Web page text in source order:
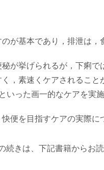
が基本であり，排泄は，
が挙げられるが，下痢で
，素速くケアされるこ
いった画一的なケアを実
便を目指すケアの実際に
続きは、下記書籍からお